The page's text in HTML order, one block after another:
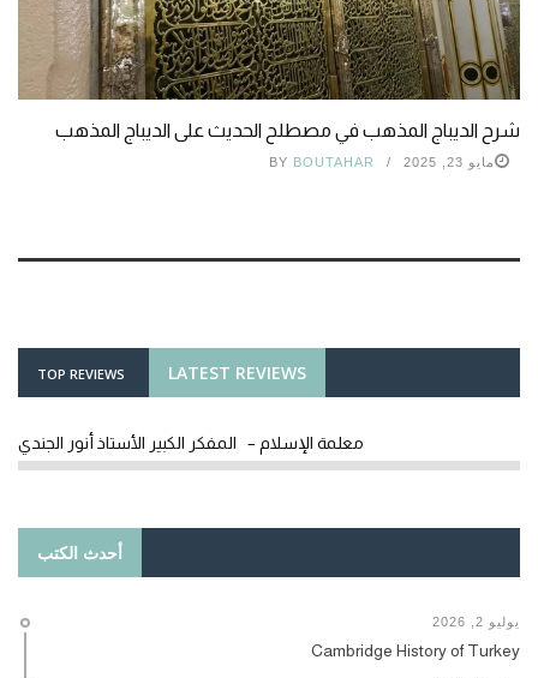
شرح الديباج المذهب في مصطلح الحديث على الديباج المذهب
مايو 23, 2025 BY BOUTAHAR
LATEST REVIEWS
TOP REVIEWS
معلمة الإسلام – المفكر الكبير الأستاذ أنور الجندي
أحدث الكتب
يوليو 2, 2026
Cambridge History of Turkey